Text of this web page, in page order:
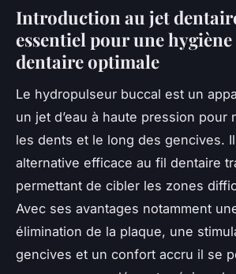
Introduction au jet
essentiel pour une
dentaire optimale
Le hydropulseur buccal est un
un jet d’eau à haute pression pour
les dents et le long des gencives.
alternative efficace au fil dentaire
permettant de cibler les zones
Avec ses avantages notamment
élimination de la plaque, une
gencives et un confort accru il se